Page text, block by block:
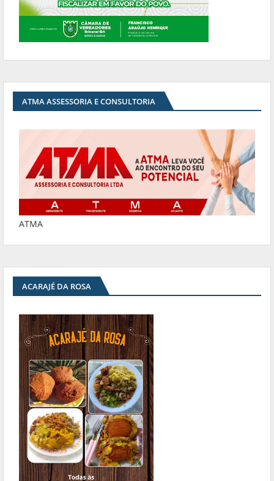
ATMA ASSESSORIA E CONSULTORIA
ATMA
ACARAJÉ DA ROSA